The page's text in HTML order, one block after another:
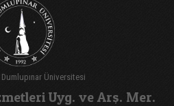
Üniversitesi
Uyg. ve Arş. Mer.